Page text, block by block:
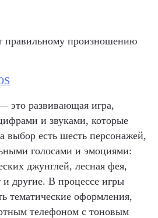
правильному произношению
это развивающая игра,
и звуками, которые
есть шесть персонажей,
голосами и эмоциями:
джунглей, лесная фея,
другие. В процессе игры
тематические оформления,
телефоном с тоновым